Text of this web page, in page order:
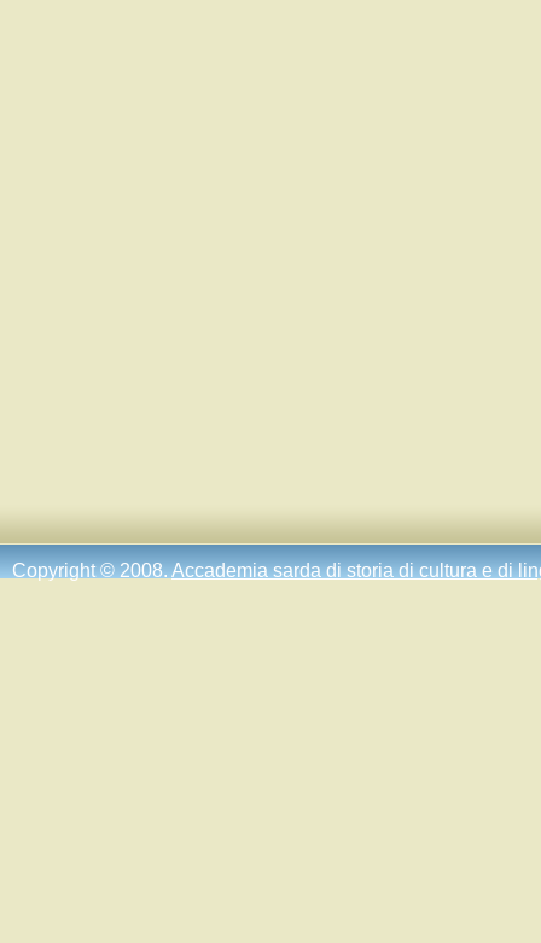
Copyright © 2008.Accademia sarda di storia di cultura e di